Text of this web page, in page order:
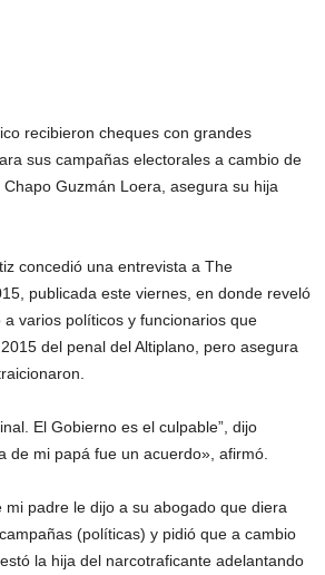
recibieron cheques con grandes
sus campañas electorales a cambio de
Chapo Guzmán Loera, asegura su hija
concedió una entrevista a The
publicada este viernes, en donde reveló
varios políticos y funcionarios que
del penal del Altiplano, pero asegura
El Gobierno es el culpable”, dijo
de mi papá fue un acuerdo», afirmó.
mi padre le dijo a su abogado que diera
(políticas) y pidió que a cambio
la hija del narcotraficante adelantando